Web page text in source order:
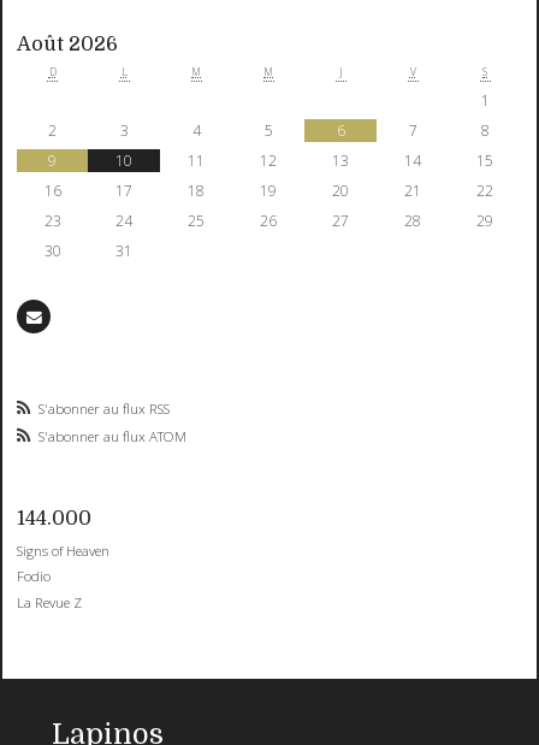
Août 2026
D L M M J V S
1
2
3 4 5 6 7
8
9
10 11 12 13 14
15
16
17 18 19 20 21
22
23
24 25 26 27 28
29
30
31
S'abonner au flux RSS
S'abonner au flux ATOM
144.000
Signs of Heaven
Fodio
La Revue Z
Lapinos